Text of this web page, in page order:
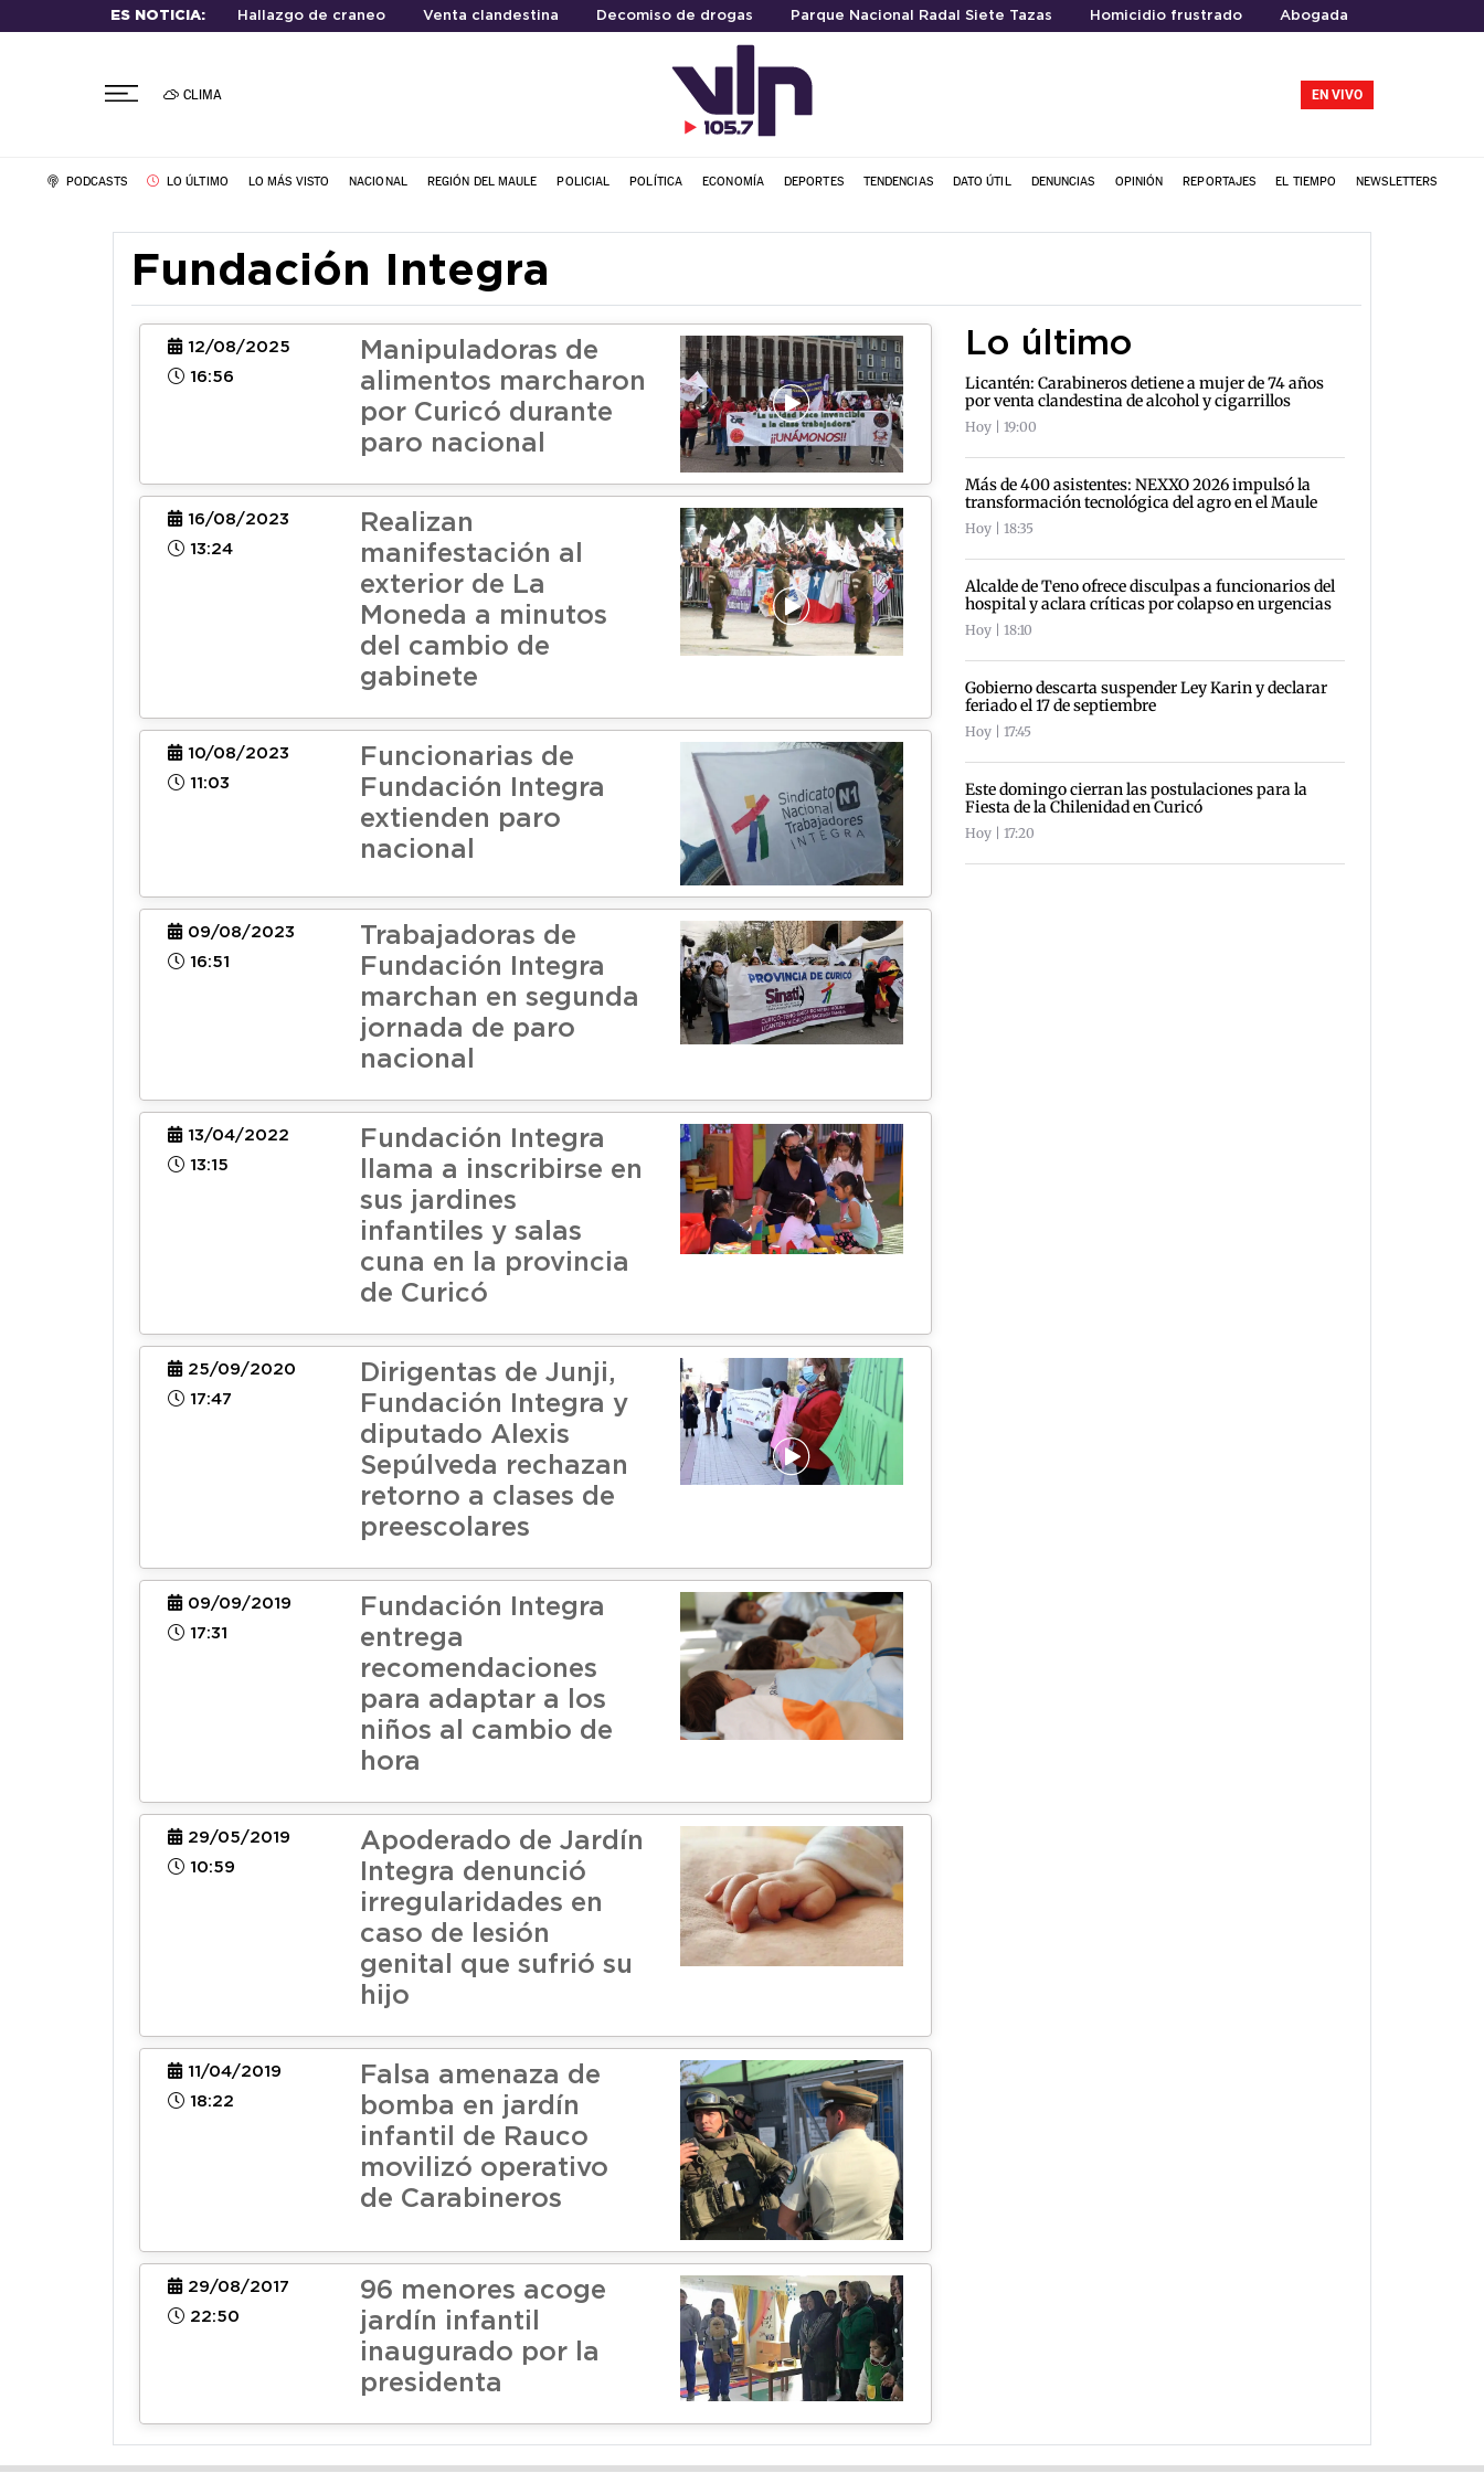
ES NOTICIA: Hallazgo de craneo Venta clandestina Decomiso de drogas Parque Nacional Radal Siete Tazas Homicidio frustrado Abogada
CLIMA EN VIVO
PODCASTS LO ÚLTIMO LO MÁS VISTO NACIONAL REGIÓN DEL MAULE POLICIAL POLÍTICA ECONOMÍA DEPORTES TENDENCIAS DATO ÚTIL DENUNCIAS OPINIÓN REPORTAJES EL TIEMPO NEWSLETTERS
Fundación Integra
12/08/2025
16:56
Manipuladoras de
alimentos marcharon
por Curicó durante
paro nacional
16/08/2023
13:24
Realizan
manifestación al
exterior de La
Moneda a minutos
del cambio de
gabinete
10/08/2023
11:03
Funcionarias de
Fundación Integra
extienden paro
nacional
09/08/2023
16:51
Trabajadoras de
Fundación Integra
marchan en segunda
jornada de paro
nacional
13/04/2022
13:15
Fundación Integra
llama a inscribirse en
sus jardines
infantiles y salas
cuna en la provincia
de Curicó
25/09/2020
17:47
Dirigentas de Junji,
Fundación Integra y
diputado Alexis
Sepúlveda rechazan
retorno a clases de
preescolares
09/09/2019
17:31
Fundación Integra
entrega
recomendaciones
para adaptar a los
niños al cambio de
hora
29/05/2019
10:59
Apoderado de Jardín
Integra denunció
irregularidades en
caso de lesión
genital que sufrió su
hijo
11/04/2019
18:22
Falsa amenaza de
bomba en jardín
infantil de Rauco
movilizó operativo
de Carabineros
29/08/2017
22:50
96 menores acoge
jardín infantil
inaugurado por la
presidenta
Lo último
Licantén: Carabineros detiene a mujer de 74 años
por venta clandestina de alcohol y cigarrillos
Hoy | 19:00
Más de 400 asistentes: NEXXO 2026 impulsó la
transformación tecnológica del agro en el Maule
Hoy | 18:35
Alcalde de Teno ofrece disculpas a funcionarios del
hospital y aclara críticas por colapso en urgencias
Hoy | 18:10
Gobierno descarta suspender Ley Karin y declarar
feriado el 17 de septiembre
Hoy | 17:45
Este domingo cierran las postulaciones para la
Fiesta de la Chilenidad en Curicó
Hoy | 17:20